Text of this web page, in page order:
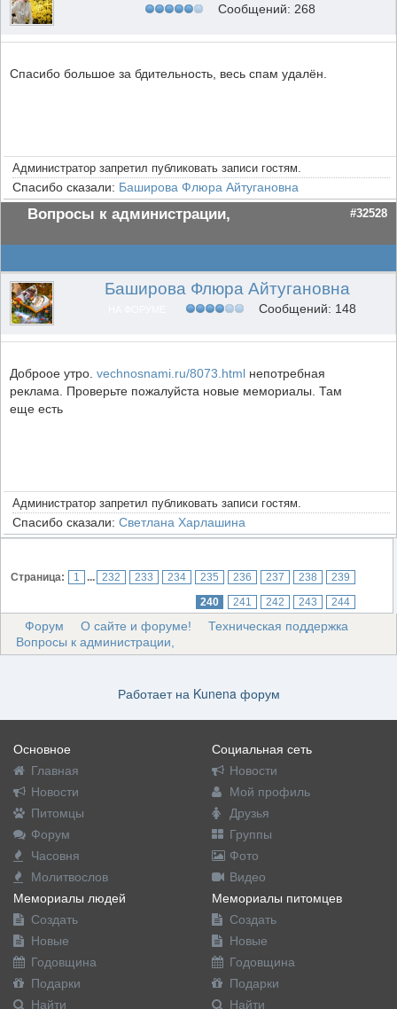
Сообщений: 268
Спасибо большое за бдительность, весь спам удалён.
Администратор запретил публиковать записи гостям.
Спасибо сказали: Баширова Флюра Айтугановна
Вопросы к администрации, #32528
Баширова Флюра Айтугановна
Сообщений: 148
Доброое утро. vechnosnami.ru/8073.html непотребная
реклама. Проверьте пожалуйста новые мемориалы. Там
еще есть
Администратор запретил публиковать записи гостям.
Спасибо сказали: Светлана Харлашина
Страница: 1 ... 232 233 234 235 236 237 238
239
240
241 242 243 244
Форум О сайте и форуме!
Техническая поддержка
Вопросы к администрации,
Работает на Kunena форум
Основное
Главная
Новости
Питомцы
Форум
Часовня
Молитвослов
Социальная сеть
Новости
Мой профиль
Друзья
Группы
Фото
Видео
Мемориалы людей
Создать
Новые
Годовщина
Подарки
Найти
Мемориалы питомцев
Создать
Новые
Годовщина
Подарки
Найти